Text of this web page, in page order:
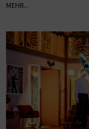
MEHR...